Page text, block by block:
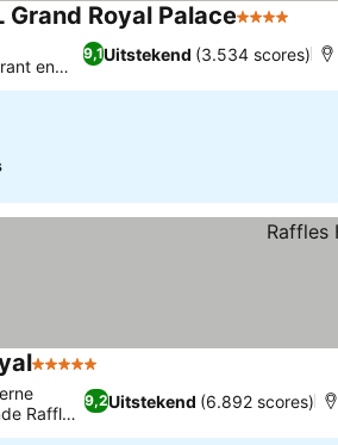
Grand Royal Palace4 Sterren
9,1Uitstekend (3.534 scores)
en
5 Sterren
9,2Uitstekend (6.892 scores)
Raffles